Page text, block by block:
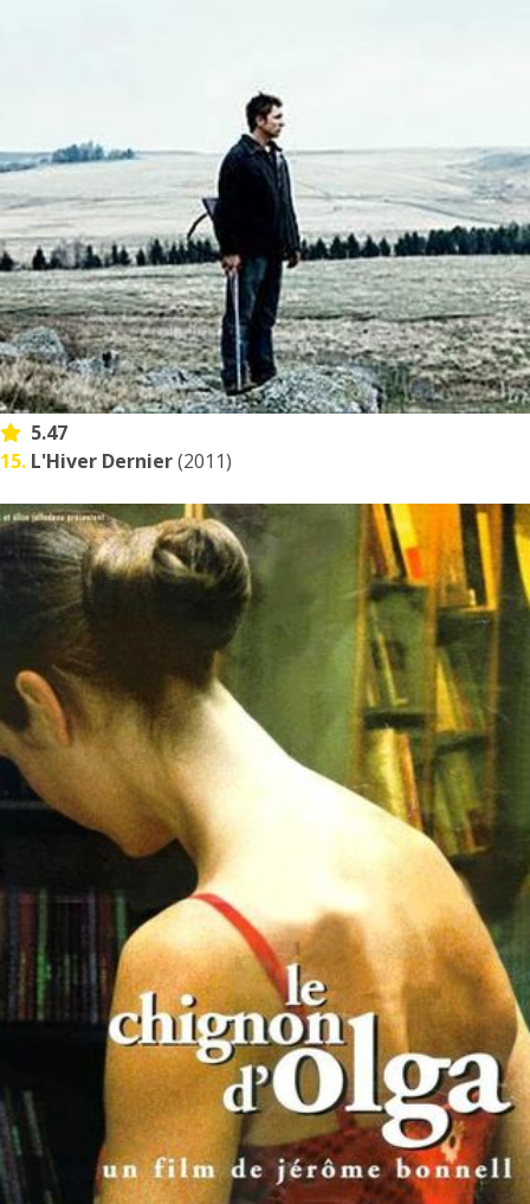
5.47
15. L'Hiver Dernier(2011)